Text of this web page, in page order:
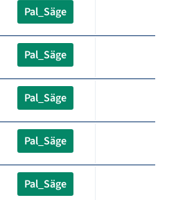
Pal_Säge
Pal_Säge
Pal_Säge
Pal_Säge
Pal_Säge